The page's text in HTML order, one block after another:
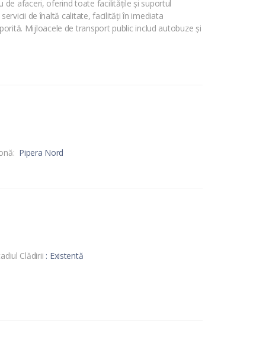
de afaceri, oferind toate facilitățile și suportul
de înaltă calitate, facilități în imediata
Mijloacele de transport public includ autobuze și
Pipera Nord
Clădirii : Existentă